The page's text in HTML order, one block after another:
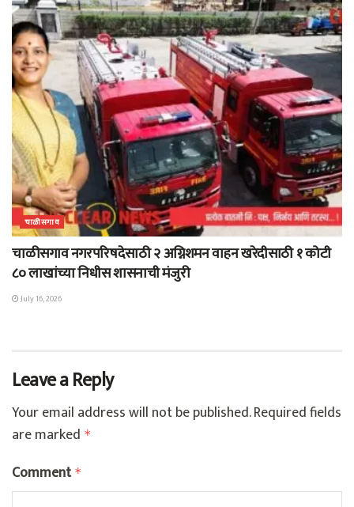
चाळीसगाव
चाळीसगाव नगरपरिषदेसाठी २ अग्निशमन वाहन खरेदीसाठी १ कोटी
८० लाखांच्या निधीस शासनाची मंजुरी
July 16, 2026
Leave a Reply
Your email address will not be published.Required fields
are marked *
Comment *